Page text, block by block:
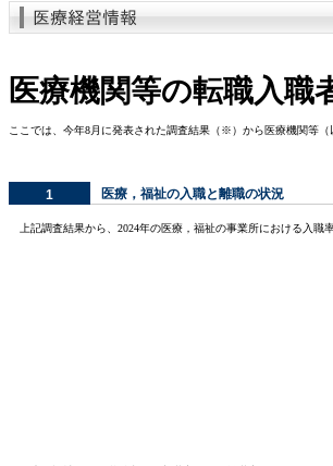
医療機関等の転職入職
ここでは、今年8月に発表された調査結果（※）から医療機関等
1 医療，福祉の入職と離職の状況
上記調査結果から、2024年の医療，福祉の事業所における入職